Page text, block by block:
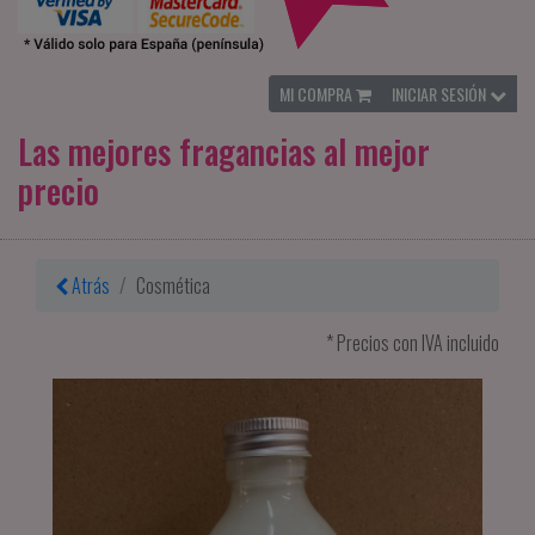
MI COMPRA INICIAR SESIÓN
Las mejores fragancias al mejor
precio
Atrás
Cosmética
* Precios con IVA incluido